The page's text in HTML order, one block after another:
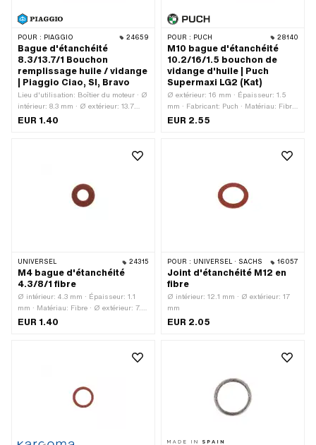
POUR : PIAGGIO 24659
Bague d'étanchéité
8.3/13.7/1 Bouchon
remplissage huile / vidange
| Piaggio Ciao, SI, Bravo
Lieu d'utilisation: Boîtier du moteur · Ø
intérieur: 8.3 mm · Ø extérieur: 13.7
mm · Épaisseur: 1 mm · Fabricant:
EUR 1.40
POUR : PUCH 28140
M10 bague d'étanchéité
10.2/16/1.5 bouchon de
vidange d'huile | Puch
Supermaxi LG2 (Kat)
Ø extérieur: 16 mm · Épaisseur: 1.5
mm · Fabricant: Puch · Matériau: Fibre
· Ø intérieur: 10.2 mm · Puch numéro
EUR 2.55
UNIVERSEL 24315
M4 bague d'étanchéité
4.3/8/1 fibre
Ø intérieur: 4.3 mm · Épaisseur: 1.1
mm · Matériau: Fibre · Ø extérieur: 7.8
mm
EUR 1.40
POUR : UNIVERSEL · SACHS 16057
Joint d'étanchéité M12 en
fibre
Ø intérieur: 12.1 mm · Ø extérieur: 17
mm
EUR 2.05